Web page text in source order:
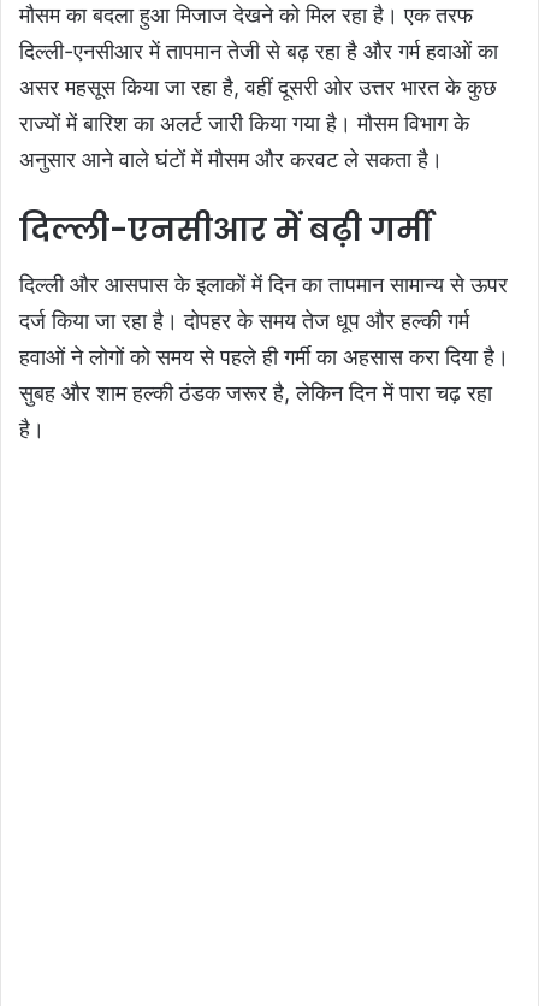
मौसम का बदला हुआ मिजाज देखने को मिल रहा है। एक तरफ
दिल्ली-एनसीआर में तापमान तेजी से बढ़ रहा है और गर्म हवाओं का
असर महसूस किया जा रहा है, वहीं दूसरी ओर उत्तर भारत के कुछ
राज्यों में बारिश का अलर्ट जारी किया गया है। मौसम विभाग के
अनुसार आने वाले घंटों में मौसम और करवट ले सकता है।
दिल्ली-एनसीआर में बढ़ी गर्मी
दिल्ली और आसपास के इलाकों में दिन का तापमान सामान्य से ऊपर
दर्ज किया जा रहा है। दोपहर के समय तेज धूप और हल्की गर्म
हवाओं ने लोगों को समय से पहले ही गर्मी का अहसास करा दिया है।
सुबह और शाम हल्की ठंडक जरूर है, लेकिन दिन में पारा चढ़ रहा
है।